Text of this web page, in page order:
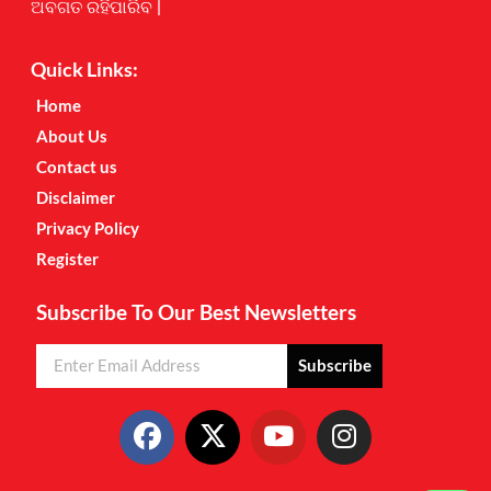
ଅବଗତ ରହିପାରିବ |
Quick Links:
Home
About Us
Contact us
Disclaimer
Privacy Policy
Register
Subscribe To Our Best Newsletters
Subscribe